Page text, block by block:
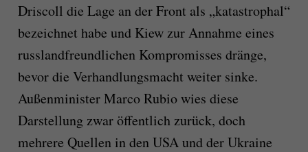
Driscoll die Lage an der Front als „katastrophal“
bezeichnet habe und Kiew zur Annahme eines
russlandfreundlichen Kompromisses dränge,
bevor die Verhandlungsmacht weiter sinke.
Außenminister Marco Rubio wies diese
Darstellung zwar öffentlich zurück, doch
mehrere Quellen in den USA und der Ukraine